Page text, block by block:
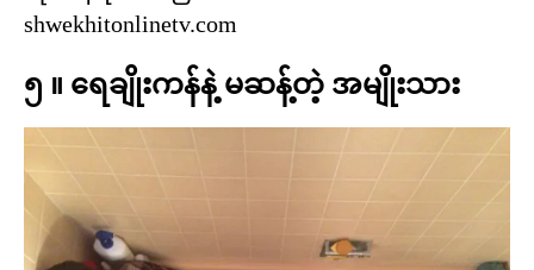
shwekhitonlinetv.com
၅ ။ ရေချိုးကန်နဲ့ မဆန့်တဲ့ အမျိုးသား